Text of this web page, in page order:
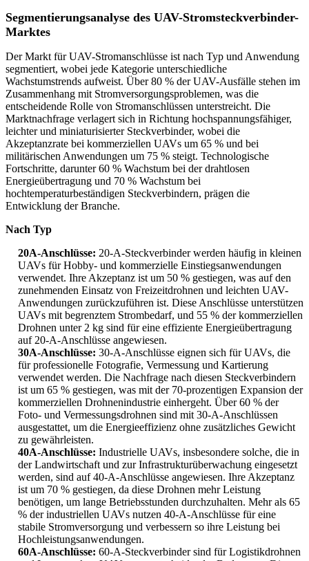
Segmentierungsanalyse des UAV-Stromsteckverbinder-
Marktes
Der Markt für UAV-Stromanschlüsse ist nach Typ und Anwendung
segmentiert, wobei jede Kategorie unterschiedliche
Wachstumstrends aufweist. Über 80 % der UAV-Ausfälle stehen im
Zusammenhang mit Stromversorgungsproblemen, was die
entscheidende Rolle von Stromanschlüssen unterstreicht. Die
Marktnachfrage verlagert sich in Richtung hochspannungsfähiger,
leichter und miniaturisierter Steckverbinder, wobei die
Akzeptanzrate bei kommerziellen UAVs um 65 % und bei
militärischen Anwendungen um 75 % steigt. Technologische
Fortschritte, darunter 60 % Wachstum bei der drahtlosen
Energieübertragung und 70 % Wachstum bei
hochtemperaturbeständigen Steckverbindern, prägen die
Entwicklung der Branche.
Nach Typ
20A-Anschlüsse: 20-A-Steckverbinder werden häufig in kleinen
UAVs für Hobby- und kommerzielle Einstiegsanwendungen
verwendet. Ihre Akzeptanz ist um 50 % gestiegen, was auf den
zunehmenden Einsatz von Freizeitdrohnen und leichten UAV-
Anwendungen zurückzuführen ist. Diese Anschlüsse unterstützen
UAVs mit begrenztem Strombedarf, und 55 % der kommerziellen
Drohnen unter 2 kg sind für eine effiziente Energieübertragung
auf 20-A-Anschlüsse angewiesen.
30A-Anschlüsse: 30-A-Anschlüsse eignen sich für UAVs, die
für professionelle Fotografie, Vermessung und Kartierung
verwendet werden. Die Nachfrage nach diesen Steckverbindern
ist um 65 % gestiegen, was mit der 70-prozentigen Expansion der
kommerziellen Drohnenindustrie einhergeht. Über 60 % der
Foto- und Vermessungsdrohnen sind mit 30-A-Anschlüssen
ausgestattet, um die Energieeffizienz ohne zusätzliches Gewicht
zu gewährleisten.
40A-Anschlüsse: Industrielle UAVs, insbesondere solche, die in
der Landwirtschaft und zur Infrastrukturüberwachung eingesetzt
werden, sind auf 40-A-Anschlüsse angewiesen. Ihre Akzeptanz
ist um 70 % gestiegen, da diese Drohnen mehr Leistung
benötigen, um lange Betriebsstunden durchzuhalten. Mehr als 65
% der industriellen UAVs nutzen 40-A-Anschlüsse für eine
stabile Stromversorgung und verbessern so ihre Leistung bei
Hochleistungsanwendungen.
60A-Anschlüsse: 60-A-Steckverbinder sind für Logistikdrohnen